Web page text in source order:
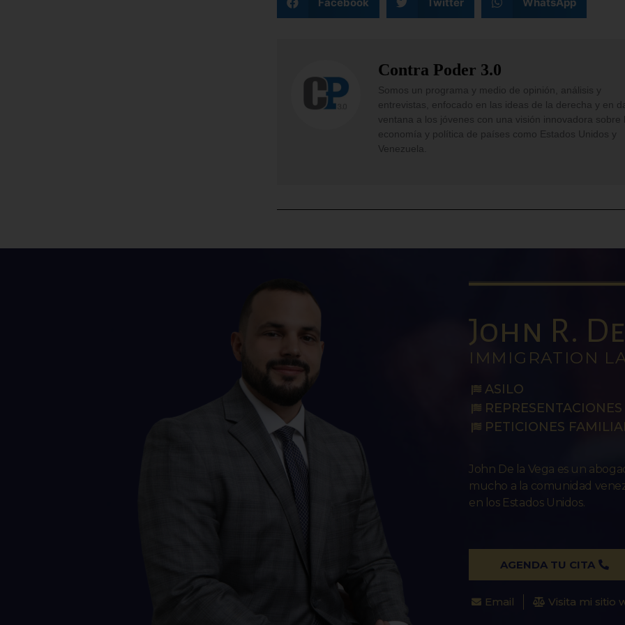
Contra Poder 3.0
Somos un programa y medio de opinión, análisis y
entrevistas, enfocado en las ideas de la derecha y en
ventana a los jóvenes con una visión innovadora sobre
economía y política de países como Estados Unidos y
Venezuela.
John R.
IMMIGRATION
ASILO
PETICIONES
John De la Vega es un
mucho a la comunidad
en los Estados Unidos.
AGENDA TU CITA
Email Visita mi sitio